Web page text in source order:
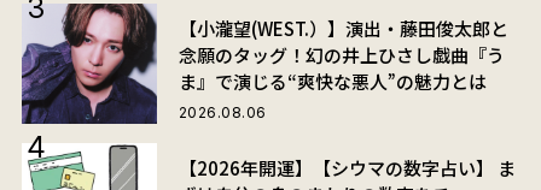
【小瀧望(WEST.）】演出・藤田俊太郎と
念願のタッグ！幻の井上ひさし戯曲『う
ま』で演じる“爽快な悪人”の魅力とは
2026.08.06
【2026年開運】【シウマの数字占い】 ま